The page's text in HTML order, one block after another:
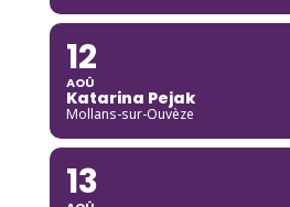
12
AOÛ
Katarina Pejak
Mollans-sur-Ouvèze
13